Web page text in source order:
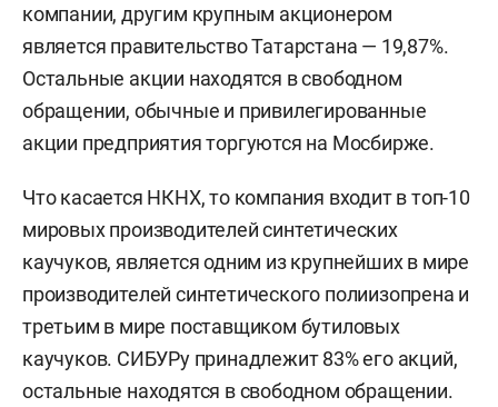
компании, другим крупным акционером
является правительство Татарстана — 19,87%.
Остальные акции находятся в свободном
обращении, обычные и привилегированные
акции предприятия торгуются на Мосбирже.
Что касается НКНХ, то компания входит в топ-10
мировых производителей синтетических
каучуков, является одним из крупнейших в мире
производителей синтетического полиизопрена и
третьим в мире поставщиком бутиловых
каучуков. СИБУРу принадлежит 83% его акций,
остальные находятся в свободном обращении.